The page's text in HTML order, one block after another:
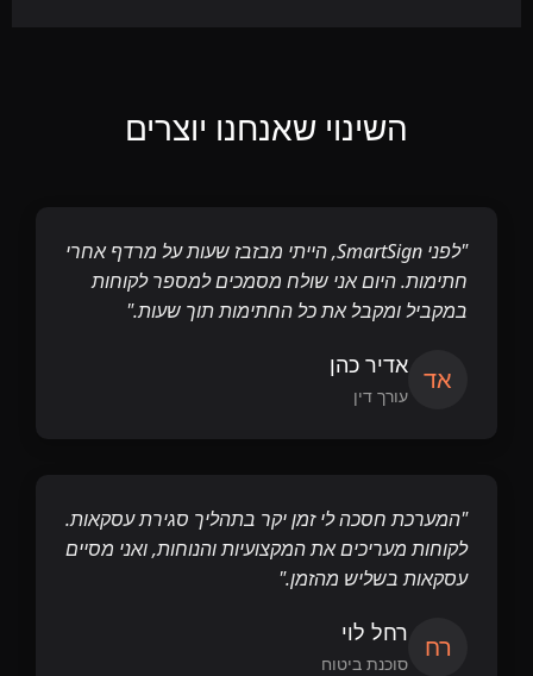
השינוי שאנחנו יוצרים
"לפני SmartSign, הייתי מבזבז שעות על מרדף אחרי
חתימות. היום אני שולח מסמכים למספר לקוחות
במקביל ומקבל את כל החתימות תוך שעות."
אד אדיר כהן
עורך דין
"המערכת חסכה לי זמן יקר בתהליך סגירת עסקאות.
לקוחות מעריכים את המקצועיות והנוחות, ואני מסיים
עסקאות בשליש מהזמן."
רח רחל לוי
סוכנת ביטוח